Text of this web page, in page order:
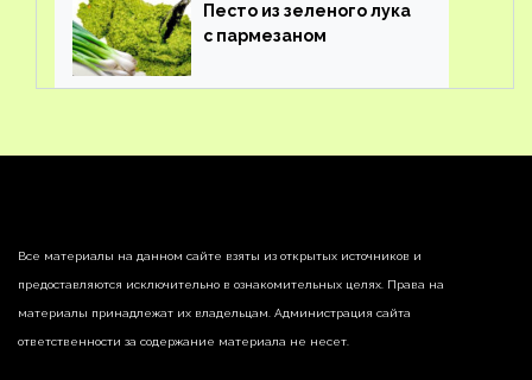
Песто из зеленого лука
с пармезаном
Все материалы на данном сайте взяты из открытых источников и
предоставляются исключительно в ознакомительных целях. Права на
материалы принадлежат их владельцам. Администрация сайта
ответственности за содержание материала не несет.